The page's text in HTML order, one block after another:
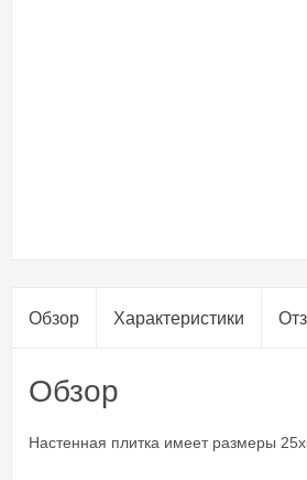
Обзор Характеристики
Обзор
Настенная плитка имеет размеры